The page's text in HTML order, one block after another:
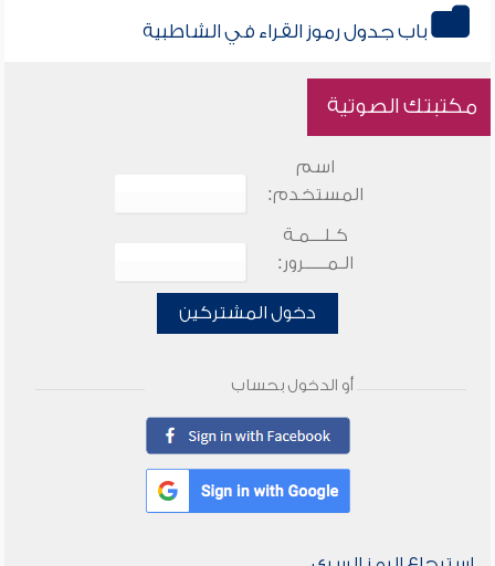
باب جدول رموز القراء في الشاطبية
مكتبتك الصوتية
اسم
المستخدم:
كـلـــمـة
الـمـــــرور:
دخول المشتركين
أو الدخول بحساب